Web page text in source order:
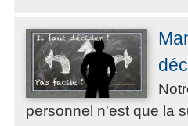
personnel n'est que la